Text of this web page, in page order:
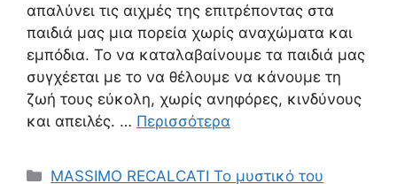
απαλύνει τις αιχμές της επιτρέποντας στα
παιδιά μας μια πορεία χωρίς αναχώματα και
εμπόδια. Το να καταλαβαίνουμε τα παιδιά μας
συγχέεται με το να θέλουμε να κάνουμε τη
ζωή τους εύκολη, χωρίς ανηφόρες, κινδύνους
και απειλές. … Περισσότερα
Κατηγορίες
MASSIMO RECALCATI Το μυστικό του